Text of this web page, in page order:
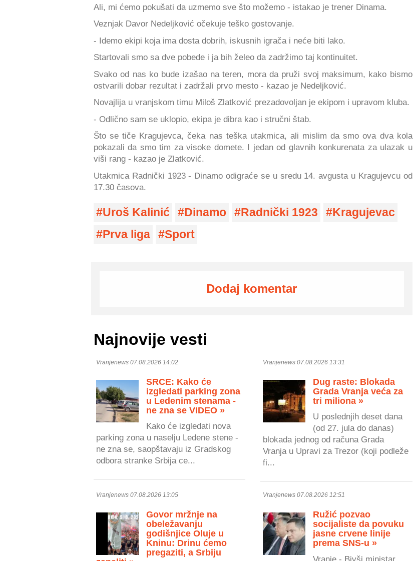
Ali, mi ćemo pokušati da uzmemo sve što možemo - istakao je trener Dinama.
Veznjak Davor Nedeljković očekuje teško gostovanje.
- Idemo ekipi koja ima dosta dobrih, iskusnih igrača i neće biti lako.
Startovali smo sa dve pobede i ja bih želeo da zadržimo taj kontinuitet.
Svako od nas ko bude izašao na teren, mora da pruži svoj maksimum, kako bismo
ostvarili dobar rezultat i zadržali prvo mesto - kazao je Nedeljković.
Novajlija u vranjskom timu Miloš Zlatković prezadovoljan je ekipom i upravom kluba.
- Odlično sam se uklopio, ekipa je dibra kao i stručni štab.
Što se tiče Kragujevca, čeka nas teška utakmica, ali mislim da smo ova dva kola
pokazali da smo tim za visoke domete. I jedan od glavnih konkurenata za ulazak u
viši rang - kazao je Zlatković.
Utakmica Radnički 1923 - Dinamo odigraće se u sredu 14. avgusta u Kragujevcu od
17.30 časova.
Uroš Kalinić Dinamo Radnički 1923
Kragujevac
Prva liga
Sport
Dodaj komentar
Najnovije vesti
Vranjenews 07.08.2026 14:02
SRCE: Kako će
izgledati parking zona
u Ledenim stenama -
ne zna se VIDEO »
Kako će izgledati nova
parking zona u naselju Ledene stene -
ne zna se, saopštavaju iz Gradskog
odbora stranke Srbija ce...
Vranjenews 07.08.2026 13:31
Dug raste: Blokada
Grada Vranja veća za
tri miliona »
U poslednjih deset dana
(od 27. jula do danas)
blokada jednog od računa Grada
Vranja u Upravi za Trezor (koji podleže
fi...
Vranjenews 07.08.2026 13:05
Govor mržnje na
obeležavanju
godišnjice Oluje u
Kninu: Drinu ćemo
pregaziti, a Srbiju
Vranjenews 07.08.2026 12:51
Ružić pozvao
socijaliste da povuku
jasne crvene linije
prema SNS-u »
Vranje - Bivši ministar